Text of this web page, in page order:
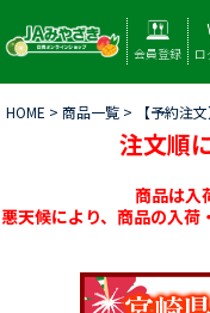
会員登録 ロ
HOME > 商品一覧 > 【予約注
注文順
商品は入
悪天候により、商品の入